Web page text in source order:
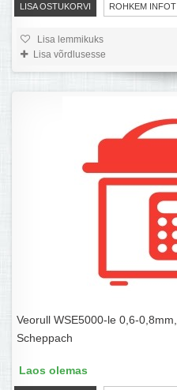
LISA OSTUKORVI ROHKEM INFOT
Lisa lemmikuks
Lisa võrdlusesse
Veorull WSE5000-le 0,6-0,8mm,
Scheppach
Laos olemas